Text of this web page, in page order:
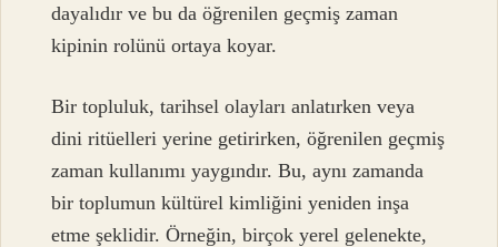
dayalıdır ve bu da öğrenilen geçmiş zaman
kipinin rolünü ortaya koyar.
Bir topluluk, tarihsel olayları anlatırken veya
dini ritüelleri yerine getirirken, öğrenilen geçmiş
zaman kullanımı yaygındır. Bu, aynı zamanda
bir toplumun kültürel kimliğini yeniden inşa
etme şeklidir. Örneğin, birçok yerel gelenekte,